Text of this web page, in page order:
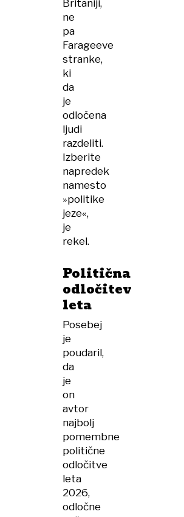
Britaniji,
ne
pa
Farageeve
stranke,
ki
da
je
odločena
ljudi
razdeliti.
Izberite
napredek
namesto
»politike
jeze«,
je
rekel.
Politična
odločitev
leta
Posebej
je
poudaril,
da
je
on
avtor
najbolj
pomembne
politične
odločitve
leta
2026,
odločne